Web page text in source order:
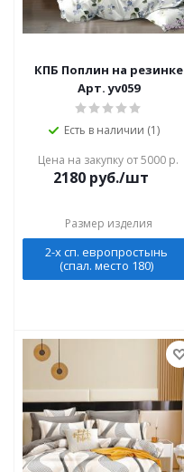
КПБ Поплин на резинке
Арт. yv059
Есть в наличии (1)
Цена на закупку от 5000 р.
2180 руб./шт
Размер изделия
2-х сп. европростынь
(спал. место 180)